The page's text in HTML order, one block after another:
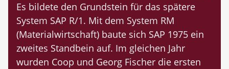
Es bildete den Grundstein für das spätere
System SAP R/1. Mit dem System RM
(Materialwirtschaft) baute sich SAP 1975 ein
zweites Standbein auf. Im gleichen Jahr
wurden Coop und Georg Fischer die ersten